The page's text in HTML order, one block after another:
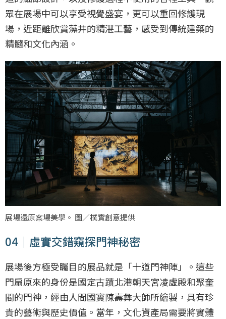
眾在展場中可以享受視覺盛宴，更可以重回修護現
場，近距離欣賞藻井的精湛工藝，感受到傳統建築的
精髓和文化內涵。
展場還原案場美學。 圖／樸實創意提供
04｜虛實交錯窺探門神秘密
展場後方極受矚目的展品就是「十道門神陣」。這些
門扇原來的身份是國定古蹟北港朝天宮凌虛殿和聚奎
閣的門神，經由人間國寶陳壽彝大師所繪製，具有珍
貴的藝術與歷史價值。當年，文化資產局需要將實體